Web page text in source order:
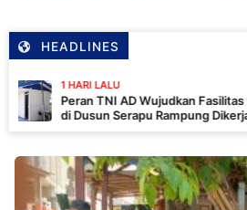
HEADLINES
LALU
TNI AD Wujudkan Fasilitas Layak,
Dusun Serapu Rampung Dikerjakan